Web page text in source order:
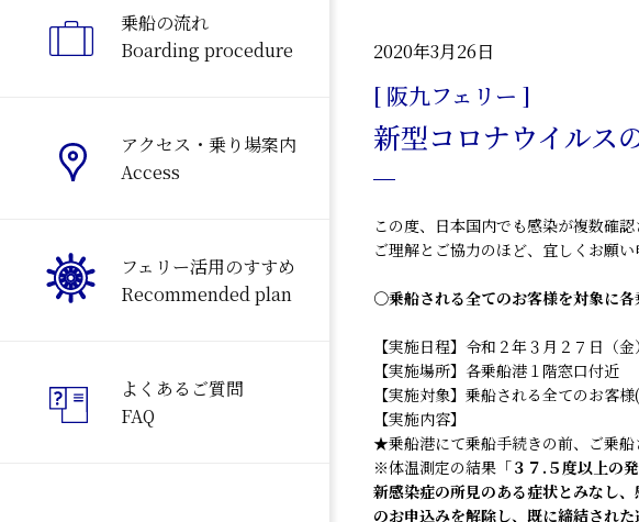
乗船の流れ
Boarding procedure
アクセス・乗り場案内
Access
フェリー活用のすすめ
Recommended plan
よくあるご質問
FAQ
2020年3月26日
[ 阪九フェリー ]
新型コロナウイルス
この度、日本国内でも感染が複数確
ご理解とご協力のほど、宜しくお願い
○乗船される全てのお客様を対象に各
【実施日程】令和２年３月２７日（
【実施場所】各乗船港１階窓口付近
【実施対象】乗船される全てのお客
【実施内容】
★乗船港にて乗船手続きの前、ご乗船
※体温測定の結果「３７.５度以上の
新感染症の所見のある症状とみなし
のお申込みを解除し、既に締結され